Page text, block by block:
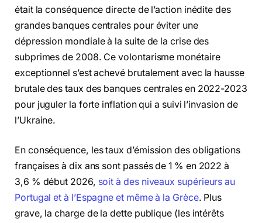
était la conséquence directe de l’action inédite des
grandes banques centrales pour éviter une
dépression mondiale à la suite de la crise des
subprimes de 2008. Ce volontarisme monétaire
exceptionnel s’est achevé brutalement avec la hausse
brutale des taux des banques centrales en 2022-2023
pour juguler la forte inflation qui a suivi l’invasion de
l’Ukraine.
En conséquence, les taux d’émission des obligations
françaises à dix ans sont passés de 1 % en 2022 à
3,6 % début 2026, soit à des niveaux supérieurs au
Portugal et à l’Espagne et même à la Grèce. Plus
grave, la charge de la dette publique (les intérêts